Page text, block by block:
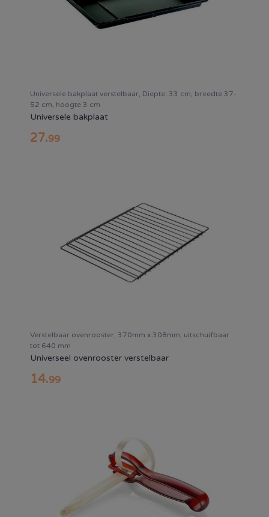
Universele bakplaat verstelbaar, Diepte: 33 cm, breedte 37-
52 cm, hoogte 3 cm
Universele bakplaat
27.99
Verstelbaar ovenrooster, 370mm x 308mm, uitschuifbaar
tot 640 mm
Universeel ovenrooster verstelbaar
14.99